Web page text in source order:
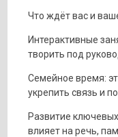
Что ждёт вас и
Интерактивные
творить под
Семейное время:
укрепить связь и
Развитие
влияет на речь,